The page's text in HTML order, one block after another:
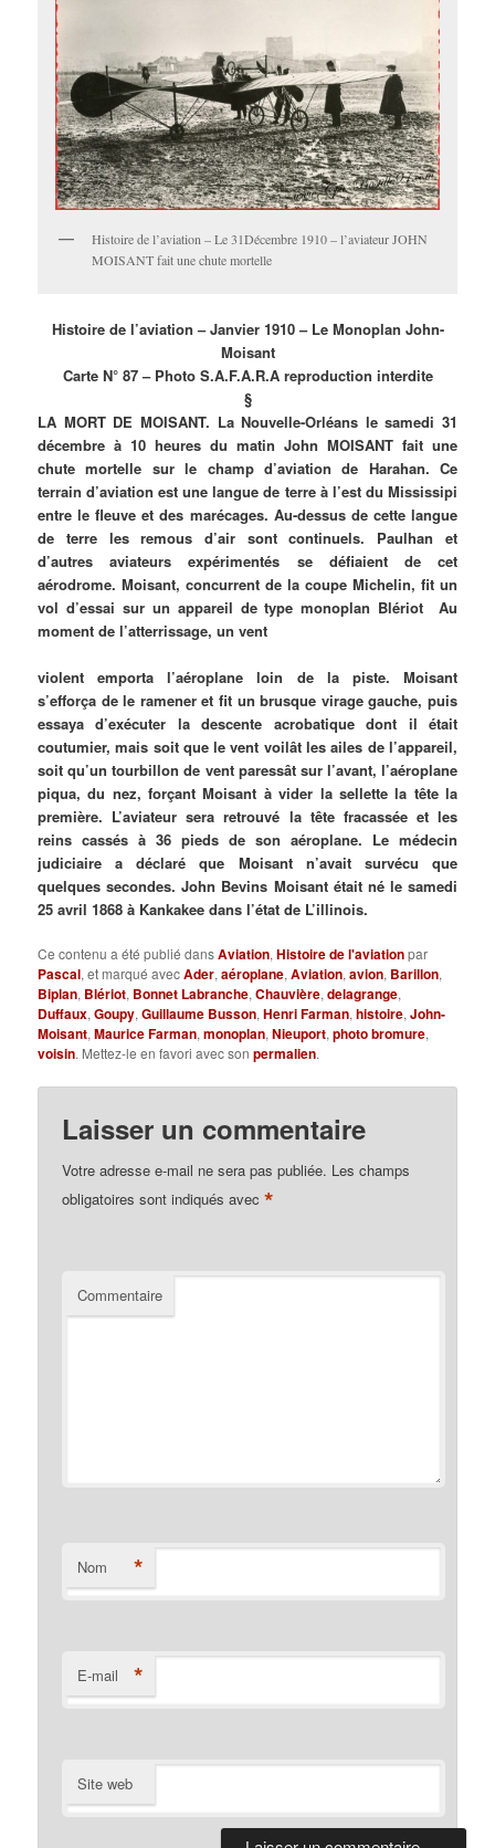
Histoire de l’aviation – Le 31Décembre 1910 – l’aviateur JOHN
MOISANT fait une chute mortelle
Histoire de l’aviation – Janvier 1910 – Le Monoplan John-
Moisant
Carte N° 87 – Photo S.A.F.A.R.A reproduction interdite
§
LA MORT DE MOISANT. La Nouvelle-Orléans le samedi 31
décembre à 10 heures du matin John MOISANT fait une
chute mortelle sur le champ d’aviation de Harahan. Ce
terrain d’aviation est une langue de terre à l’est du Mississipi
entre le fleuve et des marécages. Au-dessus de cette langue
de terre les remous d’air sont continuels. Paulhan et
d’autres aviateurs expérimentés se défiaient de cet
aérodrome. Moisant, concurrent de la coupe Michelin, fit un
vol d’essai sur un appareil de type monoplan Blériot Au
moment de l’atterrissage, un vent
violent emporta l’aéroplane loin de la piste. Moisant
s’efforça de le ramener et fit un brusque virage gauche, puis
essaya d’exécuter la descente acrobatique dont il était
coutumier, mais soit que le vent voilât les ailes de l’appareil,
soit qu’un tourbillon de vent paressât sur l’avant, l’aéroplane
piqua, du nez, forçant Moisant à vider la sellette la tête la
première. L’aviateur sera retrouvé la tête fracassée et les
reins cassés à 36 pieds de son aéroplane. Le médecin
judiciaire a déclaré que Moisant n’avait survécu que
quelques secondes. John Bevins Moisant était né le samedi
25 avril 1868 à Kankakee dans l’état de L’illinois.
Ce contenu a été publié dansAviation,Histoire de l'aviationpar
Pascal, et marqué avecAder,aéroplane,Aviation,avion, Barillon,
Biplan, Blériot, Bonnet Labranche,Chauvière,delagrange,
Duffaux,Goupy,Guillaume Busson,Henri Farman,histoire,John-
Moisant,Maurice Farman,monoplan,Nieuport,photo bromure,
voisin. Mettez-le en favori avec sonpermalien.
Laisser un commentaire
Votre adresse e-mail ne sera pas publiée. Les champs
obligatoires sont indiqués avec*
Commentaire
Nom *
E-mail *
Site web